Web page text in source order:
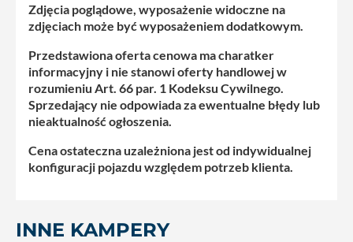
Zdjęcia poglądowe, wyposażenie widoczne na
zdjęciach może być wyposażeniem dodatkowym.
Przedstawiona oferta cenowa ma charatker
informacyjny i nie stanowi oferty handlowej w
rozumieniu Art. 66 par. 1 Kodeksu Cywilnego.
Sprzedający nie odpowiada za ewentualne błędy lub
nieaktualność ogłoszenia.
Cena ostateczna uzależniona jest od indywidualnej
konfiguracji pojazdu względem potrzeb klienta.
INNE KAMPERY